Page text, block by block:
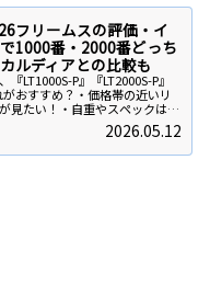
フリームスの評価・イ
1000番・2000番どっち
ルディアとの比較も
『LT1000S-P』『LT2000S-P』
がおすすめ？・価格帯の近いリ
見たい！・自重やスペックはど
つ？『26フリームス』につい
2026.05.12